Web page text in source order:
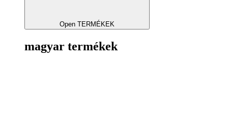
Open TERMÉKEK
magyar termékek